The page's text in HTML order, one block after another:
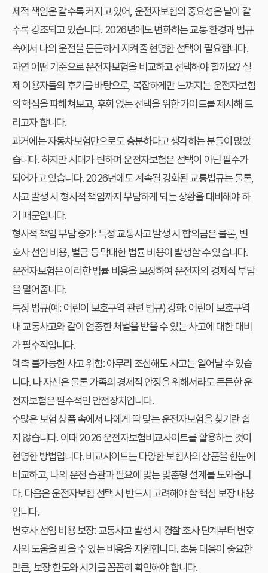
제적 책임은 갈수록 커지고 있어, 운전자보험의 중요성은 날이 갈
수록 강조되고 있습니다. 2026년에도 변화하는 교통 환경과 법규
속에서 나의 운전을 든든하게 지켜줄 현명한 선택이 필요합니다.
과연 어떤 기준으로 운전자보험을 비교하고 선택해야 할까요? 실
제 이용자들의 후기를 바탕으로, 복잡하게만 느껴지는 운전자보험
의 핵심을 파헤쳐보고, 후회 없는 선택을 위한 가이드를 제시해 드
리고자 합니다.
과거에는 자동차보험만으로도 충분하다고 생각하는 분들이 많았
습니다. 하지만 시대가 변하며 운전자보험은 선택이 아닌 필수가
되어가고 있습니다. 2026년에도 계속될 강화된 교통법규는 물론,
사고 발생 시 형사적 책임까지 부담하게 되는 상황을 대비해야 하
기 때문입니다.
형사적 책임 부담 증가: 특정 교통사고 발생 시 합의금은 물론, 변
호사 선임 비용, 벌금 등 막대한 법률 비용이 발생할 수 있습니다.
운전자보험은 이러한 법률 비용을 보장하여 운전자의 경제적 부담
을 덜어줍니다.
특정 법규(예: 어린이 보호구역 관련 법규) 강화: 어린이 보호구역
내 교통사고와 같이 엄중한 처벌을 받을 수 있는 사고에 대한 대비
가 필수적입니다.
예측 불가능한 사고 위험:아무리 조심해도 사고는 일어날 수 있습
니다. 나 자신은 물론 가족의 경제적 안정을 위해서라도 든든한 운
전자보험은 필수적인 안전장치입니다.
수많은 보험 상품 속에서 나에게 딱 맞는 운전자보험을 찾기란 쉽
지 않습니다. 이때 2026 운전자보험비교사이트를 활용하는 것이
현명한 방법입니다. 비교사이트는 다양한 보험사의 상품을 한눈에
비교하고, 나의 운전 습관과 필요에 맞는 맞춤형 설계를 도와줍니
다. 다음은 운전자보험 선택 시 반드시 고려해야 할 핵심 보장 내용
입니다.
변호사 선임 비용 보장: 교통사고 발생 시 경찰 조사 단계부터 변호
사의 도움을 받을 수 있는 비용을 지원합니다. 초동 대응이 중요한
만큼, 보장 한도와 시기를 꼼꼼히 확인해야 합니다.